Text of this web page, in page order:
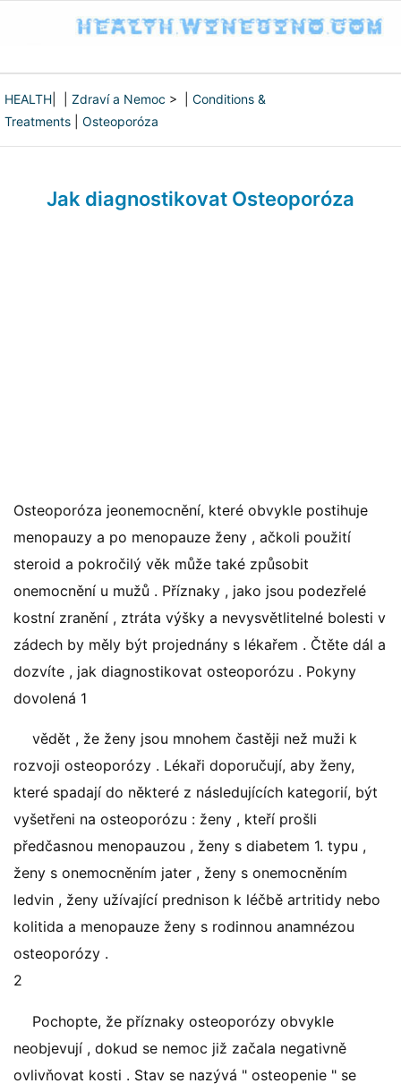
HEALTH Zdraví a Nemoc > | Conditions &
Treatments
Osteoporóza
Jak diagnostikovat Osteoporóza
Osteoporóza jeonemocnění, které obvykle postihuje
menopauzy a po menopauze ženy , ačkoli použití
steroid a pokročilý věk může také způsobit
onemocnění u mužů . Příznaky , jako jsou podezřelé
kostní zranění , ztráta výšky a nevysvětlitelné bolesti v
zádech by měly být projednány s lékařem . Čtěte dál a
dozvíte , jak diagnostikovat osteoporózu . Pokyny
dovolená 1
vědět , že ženy jsou mnohem častěji než muži k
rozvoji osteoporózy . Lékaři doporučují, aby ženy,
které spadají do některé z následujících kategorií, být
vyšetřeni na osteoporózu : ženy , kteří prošli
předčasnou menopauzou , ženy s diabetem 1. typu ,
ženy s onemocněním jater , ženy s onemocněním
ledvin , ženy užívající prednison k léčbě artritidy nebo
kolitida a menopauze ženy s rodinnou anamnézou
osteoporózy .
2
Pochopte, že příznaky osteoporózy obvykle
neobjevují , dokud se nemoc již začala negativně
ovlivňovat kosti . Stav se nazývá " osteopenie " se